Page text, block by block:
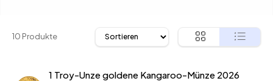
10 Produkte
1 Troy-Unze goldene Kangaroo-Münze 2026